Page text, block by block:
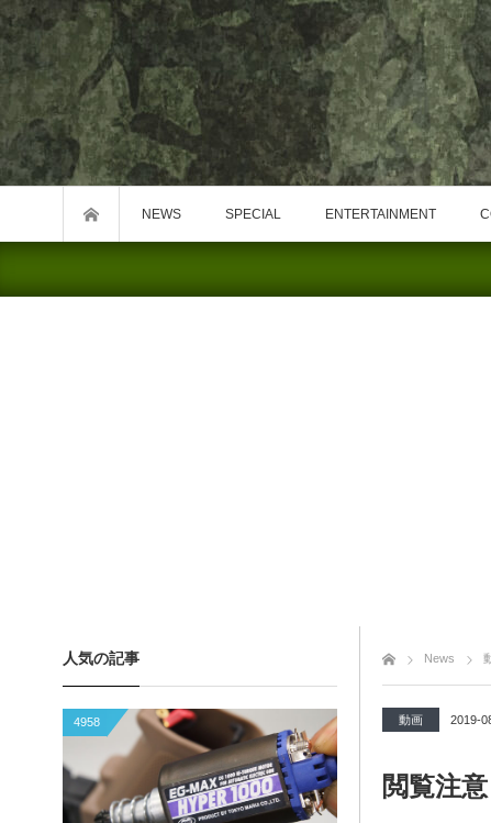
NEWS SPECIAL ENTERTAINMENT
News
動画 2019-
閲覧注
人気の記事
4958